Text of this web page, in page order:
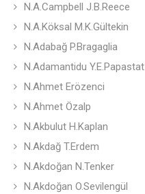
N.A.Campbell J.B.Reece
N.A.Köksal M.K.Gültekin
N.Adabağ P.Bragaglia
N.Adamantidu Y.E.Papastat
N.Ahmet Erözenci
N.Ahmet Özalp
N.Akbulut H.Kaplan
N.Akdağ T.Erdem
N.Akdoğan N.Tenker
N.Akdoğan O.Sevilengül